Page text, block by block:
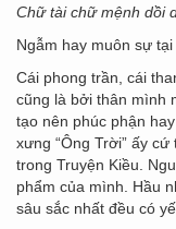
Chữ tài chữ mệnh dồi
Ngẫm hay muôn sự
Cái phong trần, cái
cũng là bởi thân mình
tạo nên phúc phận
xưng “Ông Trời” ấy
trong Truyện Kiều.
phẩm của mình. Hầu
sâu sắc nhất đều có